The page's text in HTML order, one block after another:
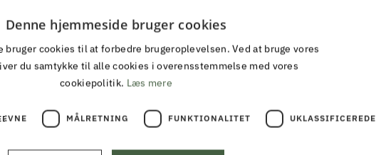
13 på hverdage
30 DAGES FULD RETURRET
Denne hjemmeside bruger cookies
bruger cookies til at forbedre brugeroplevelsen. Ved at bruge vores
du samtykke til alle cookies i overensstemmelse med vores
cookiepolitik. Læs mere
MÅLRETNING FUNKTIONALITET UKLASSIFICEREDE